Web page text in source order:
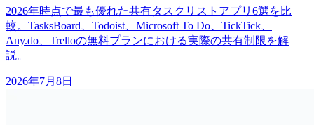
2026年時点で最も優れた共有タスクリストアプリ6選を比
較。TasksBoard、Todoist、Microsoft To Do、TickTick、
Any.do、Trelloの無料プランにおける実際の共有制限を解
説。
2026年7月8日